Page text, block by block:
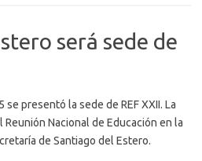
será sede de
presentó la sede de REF XXII. La
Nacional de Educación en la
de Santiago del Estero.